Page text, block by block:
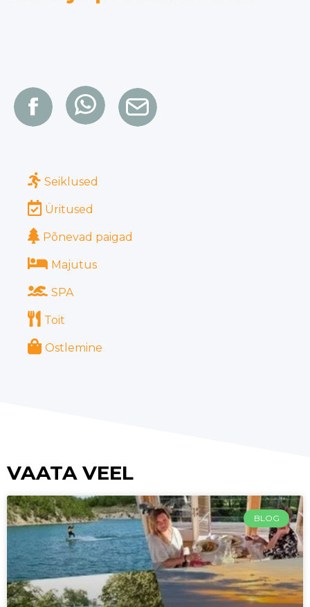
Seiklused
Üritused
Põnevad paigad
Majutus
SPA
Toit
Ostlemine
VAATA VEEL
BLOG